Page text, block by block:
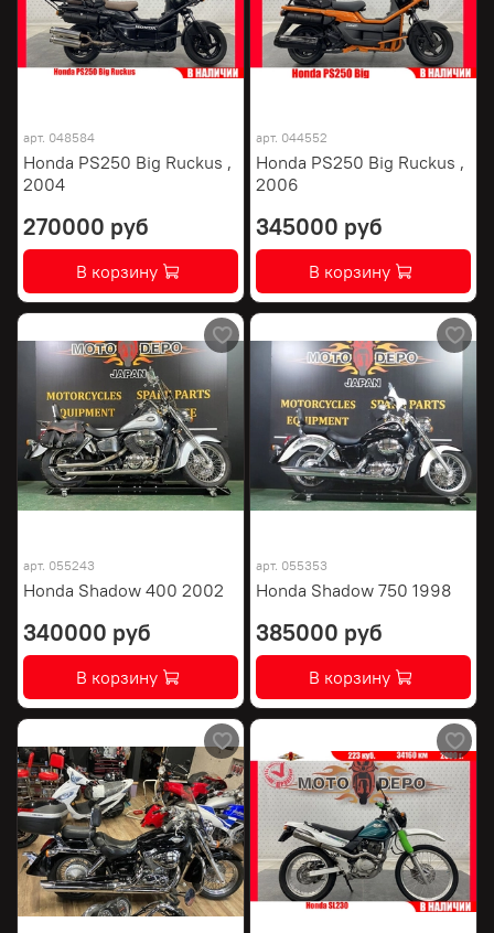
арт. 048584
Honda PS250 Big Ruckus ,
2004
270000 руб
В корзину
арт. 044552
Honda PS250 Big Ruckus ,
2006
345000 руб
В корзину
арт. 055243
Honda Shadow 400 2002
340000 руб
В корзину
арт. 055353
Honda Shadow 750 1998
385000 руб
В корзину